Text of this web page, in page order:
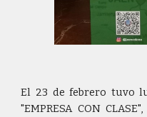
El 23 de febrero tuvo
"EMPRESA CON